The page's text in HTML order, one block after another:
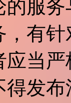
服
有
当
发